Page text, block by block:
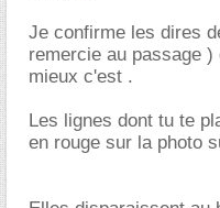
Je confirme les dires
remercie au passage
mieux c'est .
Les lignes dont tu te
en rouge sur la photo